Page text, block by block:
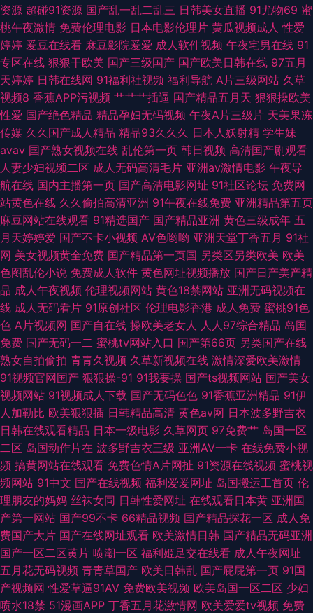
线观看 爱艹伊人久久色 日韩欧美瑟瑟网站 99大香蕉一本道 婷婷99热婷婷
91足交在线 先锋资源无码av 久草视频99 91娇妻激情四射 狼友福利社 91匿
名大神人妻在线 久久日精品人妻 91白丝国产 国产精品第1页 先锋资源成人
av 大香蕉丁香五月份 深爱激情网开心五月天 97干在线 欧人妻色图 91碰在
线免费视频 久久国产精品久久 91shufu 久草网AⅤ电影 91tv在线 国产视频
28p 91啦在线视频 欧洲一级ab 97性在线 色婷婷五月天AV综合 91做爱免费
视频 青青草TV 91色狼老熟女 伦理在线
资源 超碰91资源 国产乱一乱二乱三 日韩美女直播 91尤物69 蜜
桃午夜激情 免费伦理电影 日本电影伦理片 黄瓜视频成人 性爱
婷婷 爱豆在线看 麻豆影院爱爱 成人软件视频 午夜宅男在线 91
专区在线 狠狠干欧美 国产三级国产 国产欧美日韩在线 97五月
天婷婷 日韩在线网 91福利社视频 福利导航 A片三级网站 久草
视频8 香蕉APP污视频 艹艹艹插逼 国产精品五月天 狠狠操欧美
性爱 国产绝色精品 精品孕妇无码视频 午夜A片三级片 天美果冻
传媒 久久国产成人精品 精品93久久久 日本人妖射精 学生妹
avav 国产熟女视频在线 乱伦第一页 韩日视频 高清国产剧观看
人妻少妇视频二区 成人无码高清毛片 亚洲av激情电影 午夜导
航在线 国内主播第一页 国产高清电影网址 91社区论坛 免费网
站黄色在线 久久偷拍高清亚洲 91午夜在线免费 亚洲精品第五页
麻豆网站在线观看 91精选国产 国产精品亚洲 黄色三级成年 五
月天婷婷爱 国产不卡小视频 AV色哟哟 亚洲天堂丁香五月 91社
网 美女视频黄全免费 国产精品第一页国 另类区另类欧美 欧美
色图乱伦小说 免费成人软件 黄色网址视频播放 国产日产美产精
品 成人午夜视频 伦理视频网站 黄色18禁网站 亚洲无码视频在
线 成人无码看片 91原创社区 伦理电影香港 成人免费 蜜桃91色
色 A片视频网 国产自在线 操欧美老女人 人人97综合精品 岛国
免费 国产无码一二 蜜桃tv网站入口 国产第66页 另类国产在线
熟女自拍偷拍 青青久视频 久草新视频在线 激情深爱欧美激情
91视频官网国产 狠狠操-91 91我要操 国产ts视频网站 国产美女
视频网站 91视频成人下载 国产无码色色 91香蕉亚洲精品 91伊
人加勒比 欧美狠狠插 日韩精品高清 黄色av网 日本波多野吉衣
日韩在线观看精品 日本一级电影 久草网页 97免费艹 岛国一区
二区 岛国动作片在 波多野吉衣三级 亚洲AV一卡 在线免费小视
频 搞黄网站在线观看 免费色情A片网扯 91资源在线视频 蜜桃视
频网站 91中文 国产在线视频 福利爱爱网址 岛国搬运工首页 伦
理朋友的妈妈 丝袜女同 日韩性爱网址 在线观看日本黄 亚洲国
产第一网站 国产99不卡 66精品视频 国产精品探花一区 成人免
费国产大片 国产在线网址观看 欧美激情日韩 国产精品无码亚洲
国产一区二区黄片 喷潮一区 福利姬足交在线看 成人午夜网址
五月花无码视频 青青草国产 欧美日韩乱 国产屁屁第一页 91国
产视频网 性爱草逼91AV 免费欧美视频 欧美岛国一区二区 少妇
喷水18禁 51漫画APP 丁香五月花激情网 欧美爱爱tv视频 免费